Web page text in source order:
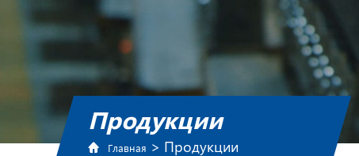
Продукции
Главная > Продукции